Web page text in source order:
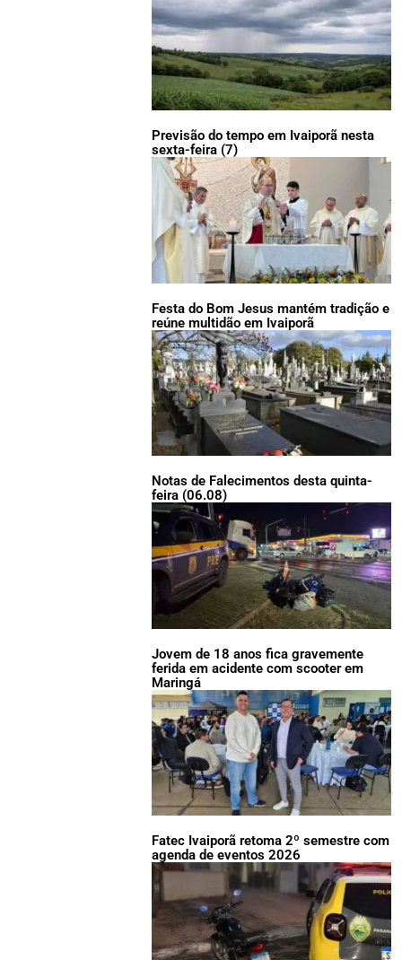
Previsão do tempo em Ivaiporã nesta
sexta-feira (7)
Festa do Bom Jesus mantém tradição e
reúne multidão em Ivaiporã
Notas de Falecimentos desta quinta-
feira (06.08)
Jovem de 18 anos fica gravemente
ferida em acidente com scooter em
Maringá
Fatec Ivaiporã retoma 2º semestre com
agenda de eventos 2026